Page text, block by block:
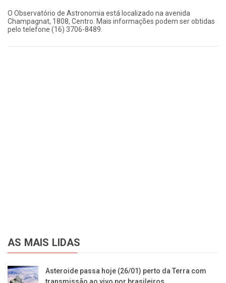
O Observatório de Astronomia está localizado na avenida
Champagnat, 1808, Centro. Mais informações podem ser obtidas
pelo telefone (16) 3706-8489.
AS MAIS LIDAS
Asteroide passa hoje (26/01) perto da Terra com
transmissão ao vivo por brasileiros